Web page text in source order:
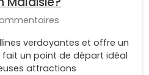
verdoyantes et offre un
un point de départ idéal
attractions